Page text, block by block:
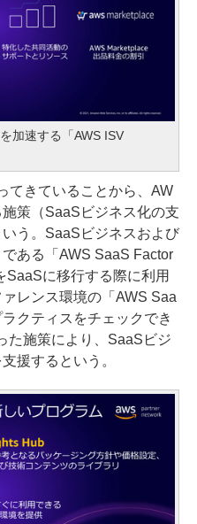
加速する「AWS ISV
きていることから、AW
策（SaaSビジネス化の支
う。SaaSビジネスおよび
ある「AWS SaaS Factor
SaaSに移行する際に利用
レンス環境の「AWS Saa
クティスをチェックでき
た施策により、SaaSビジ
援するという。